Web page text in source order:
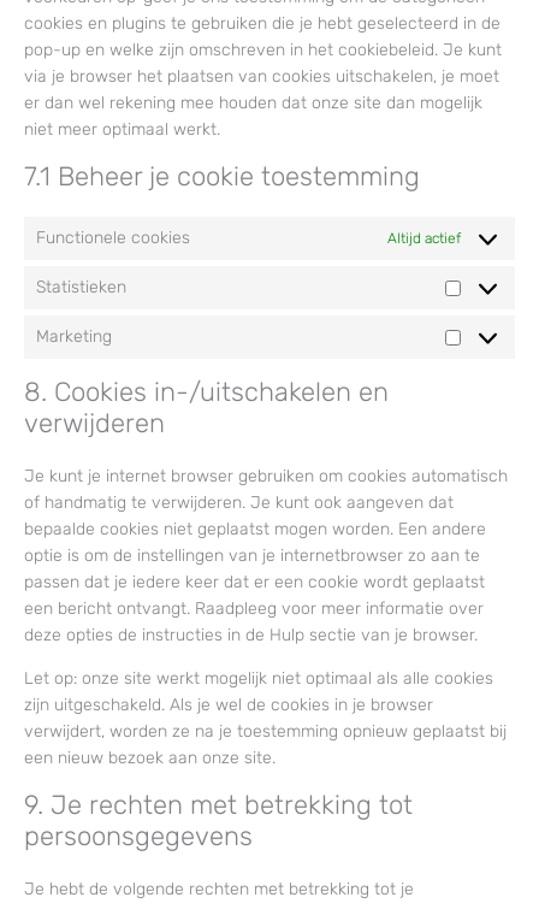
cookies en plugins te gebruiken die je hebt geselecteerd in de
pop-up en welke zijn omschreven in het cookiebeleid. Je kunt
via je browser het plaatsen van cookies uitschakelen, je moet
er dan wel rekening mee houden dat onze site dan mogelijk
niet meer optimaal werkt.
7.1 Beheer je cookie toestemming
Functionele cookies Altijd actief
Statistieken
Marketing
Marketing
8. Cookies in-/uitschakelen en
verwijderen
Je kunt je internet browser gebruiken om cookies automatisch
of handmatig te verwijderen. Je kunt ook aangeven dat
bepaalde cookies niet geplaatst mogen worden. Een andere
optie is om de instellingen van je internetbrowser zo aan te
passen dat je iedere keer dat er een cookie wordt geplaatst
een bericht ontvangt. Raadpleeg voor meer informatie over
deze opties de instructies in de Hulp sectie van je browser.
Let op: onze site werkt mogelijk niet optimaal als alle cookies
zijn uitgeschakeld. Als je wel de cookies in je browser
verwijdert, worden ze na je toestemming opnieuw geplaatst bij
een nieuw bezoek aan onze site.
9. Je rechten met betrekking tot
persoonsgegevens
Je hebt de volgende rechten met betrekking tot je